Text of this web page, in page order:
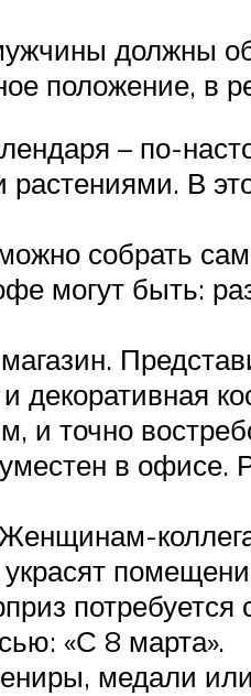
должны
положение, в
– по-
В
собрать
могут быть:
декоративная
и точно
уместен в
«С 8 марта».
медали или